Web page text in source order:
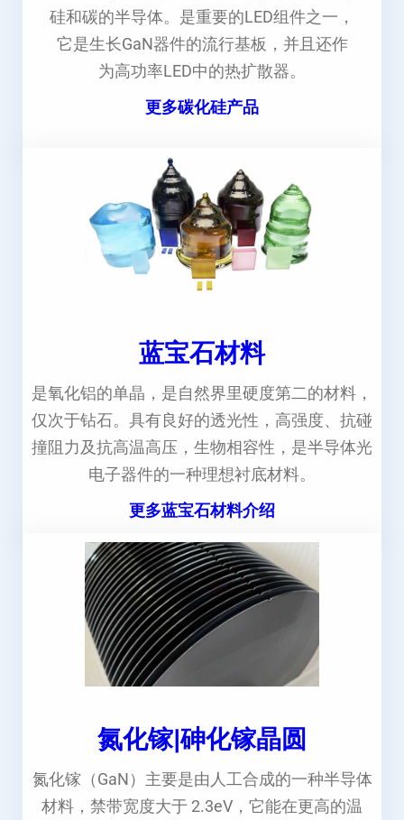
硅和碳的半导体。是重要的LED组件之一，
它是生长GaN器件的流行基板，并且还作
为高功率LED中的热扩散器。
更多碳化硅产品
蓝宝石材料
是氧化铝的单晶，是自然界里硬度第二的材料，
仅次于钻石。具有良好的透光性，高强度、抗碰
撞阻力及抗高温高压，生物相容性，是半导体光
电子器件的一种理想衬底材料。
更多蓝宝石材料介绍
氮化镓|砷化镓晶圆
氮化镓（GaN）主要是由人工合成的一种半导体
材料，禁带宽度大于 2.3eV，它能在更高的温